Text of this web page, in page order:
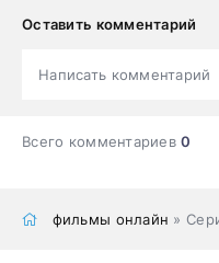
Оставить комментарий
Написать комментарий
Всего комментариев0
фильмы онлайн »